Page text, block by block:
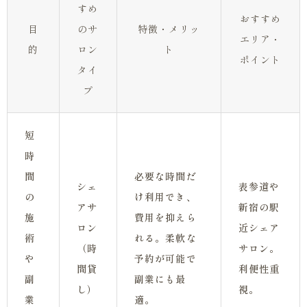
目
的
すめ
のサ
ロン
タイ
プ
特徴・メリッ
ト
おすすめ
エリア・
ポイント
短
時
間
の
施
術
や
副
業
シェ
アサ
ロン
（時
間貸
し）
必要な時間だ
け利用でき、
費用を抑えら
れる。柔軟な
予約が可能で
副業にも最
適。
表参道や
新宿の駅
近シェア
サロン。
利便性重
視。